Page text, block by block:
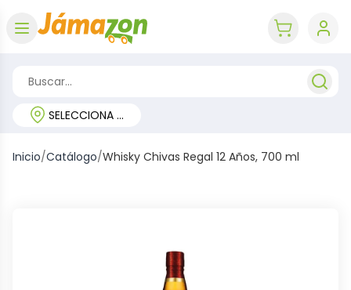
SELECCIONA TU REGIÓN
Inicio/Catálogo/Whisky Chivas Regal 12 Años, 700 ml